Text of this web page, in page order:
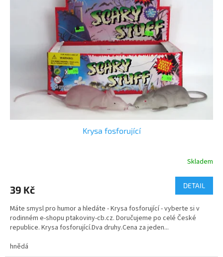
Krysa fosforující
Skladem
39 Kč DETAIL
Máte smysl pro humor a hledáte - Krysa fosforující - vyberte si v
rodinném e-shopu ptakoviny-cb.cz. Doručujeme po celé České
republice. Krysa fosforující.Dva druhy.Cena za jeden...
hnědá